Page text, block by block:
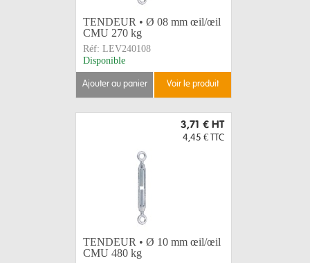
TENDEUR • Ø 08 mm œil/œil
CMU 270 kg
Réf: LEV240108
Disponible
ajouter au panier voir le produit
3,71 € HT
4,45 € TTC
TENDEUR • Ø 10 mm œil/œil
CMU 480 kg